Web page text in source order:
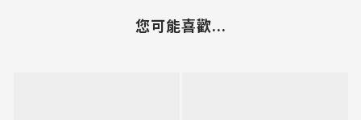
您可能喜歡...